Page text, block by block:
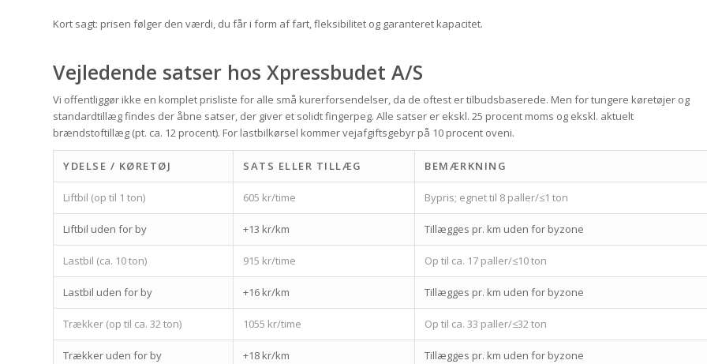
Kort sagt: prisen følger den værdi, du får i form af fart, fleksibilitet og garanteret kapacitet.
Vejledende satser hos Xpressbudet A/S
Vi offentliggør ikke en komplet prisliste for alle små kurerforsendelser, da de oftest er tilbudsbaserede. Men for tungere køretøjer og
standardtillæg findes der åbne satser, der giver et solidt fingerpeg. Alle satser er ekskl. 25 procent moms og ekskl. aktuelt
brændstoftillæg (pt. ca. 12 procent). For lastbilkørsel kommer vejafgiftsgebyr på 10 procent oveni.
YDELSE / KØRETØJ SATS ELLER TILLÆG BEMÆRKNING
Liftbil (op til 1 ton) 605 kr/time Bypris; egnet til 8 paller/≤1 ton
Liftbil uden for by +13 kr/km Tillægges pr. km uden for byzone
Lastbil (ca. 10 ton) 915 kr/time Op til ca. 17 paller/≤10 ton
Lastbil uden for by +16 kr/km Tillægges pr. km uden for byzone
Trækker (op til ca. 32 ton) 1055 kr/time Op til ca. 33 paller/≤32 ton
Trækker uden for by +18 kr/km Tillægges pr. km uden for byzone